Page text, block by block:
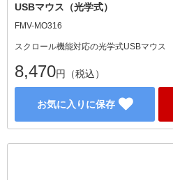
USBマウス（光学式）
FMV-MO316
スクロール機能対応の光学式USBマウス
8,470円（税込）
お気に入りに保存